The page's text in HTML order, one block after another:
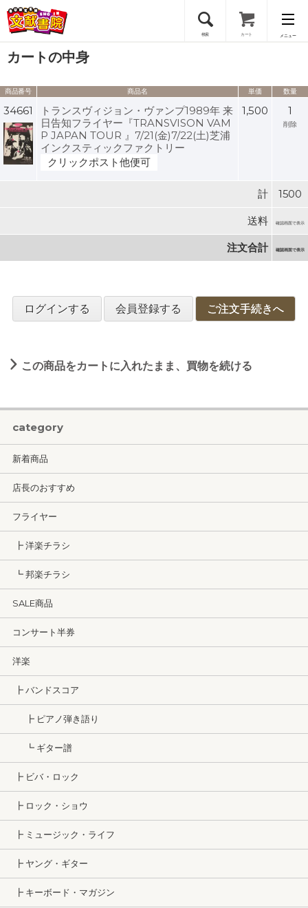
検索 カート メニュー
会員登録
ログイン
カートの中身
商品番号 商品名 単価 数量
34661
トランスヴィジョン・ヴァンプ1989年 来
日告知フライヤー『TRANSVISON VAM
P JAPAN TOUR 』7/21(金)7/22(土)芝浦
インクスティックファクトリー
クリックポスト他便可
1,500 1
削除
計 1500
送料 確認画面で表示
注文合計 確認画面で表示
ログインする 会員登録する ご注文手続きへ
この商品をカートに入れたまま、買物を続ける
category
新着商品
店長のおすすめ
フライヤー
┣ 洋楽チラシ
┗ 邦楽チラシ
SALE商品
コンサート半券
洋楽
┣ バンドスコア
┣ ピアノ弾き語り
┗ ギター譜
┣ ビバ・ロック
┣ ロック・ショウ
┣ ミュージック・ライフ
┣ ヤング・ギター
┣ キーボード・マガジン